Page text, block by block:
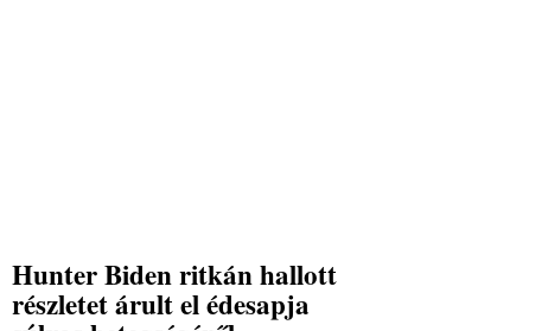
Hunter Biden ritkán hallott
részletet árult el édesapja